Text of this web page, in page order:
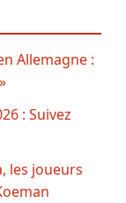
Allemagne :
: Suivez
les joueurs